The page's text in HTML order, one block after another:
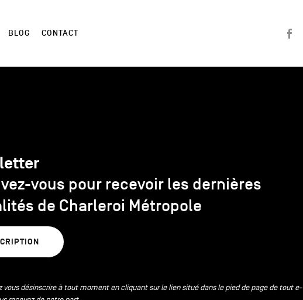
BLOG CONTACT
vous pour recevoir les dernières
de Charleroi Métropole
vous désinscrire à tout moment en cliquant sur le lien situé dans le pied de page de tout e-